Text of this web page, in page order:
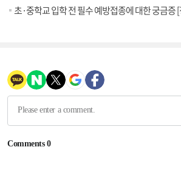
초·중학교 입학 전 필수 예방접종에 대한 궁금증 [정책 바